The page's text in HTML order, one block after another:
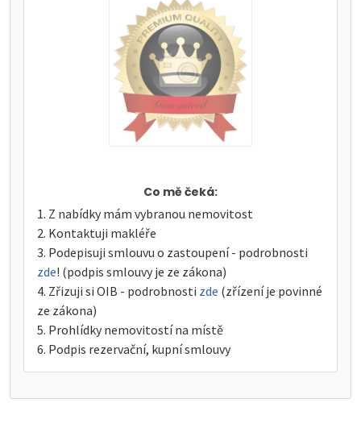
Co mě čeká:
Z nabídky mám vybranou nemovitost
Kontaktuji makléře
Podepisuji smlouvu o zastoupení - podrobnosti
zde! (podpis smlouvy je ze zákona)
Zřizuji si OIB - podrobnosti zde (zřízení je povinné
ze zákona)
Prohlídky nemovitostí na místě
Podpis rezervační, kupní smlouvy